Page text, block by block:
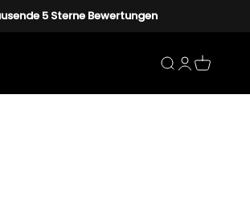
5 Sterne Bewertungen
Suche
Anmelden